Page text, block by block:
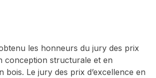
les honneurs du jury des prix
conception structurale et en
bois. Le jury des prix d’excellence en